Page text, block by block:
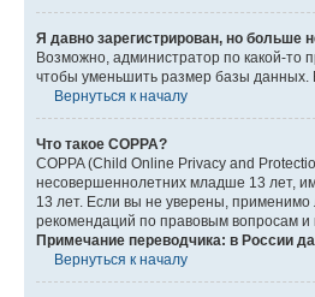
Я давно зарегистрирован, но больше
Возможно, администратор по какой-то
чтобы уменьшить размер базы данных.
Вернуться к началу
Что такое COPPA?
COPPA (Child Online Privacy and
несовершеннолетних младше 13 лет,
13 лет. Если вы не уверены, применимо
рекомендаций по правовым вопросам и
Примечание переводчика: в России
Вернуться к началу